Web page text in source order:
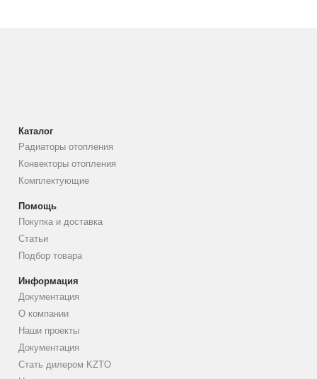
Каталог
Радиаторы отопления
Конвекторы отопления
Комплектующие
Помощь
Покупка и доставка
Статьи
Подбор товара
Информация
Документация
О компании
Наши проекты
Документация
Стать дилером KZTO